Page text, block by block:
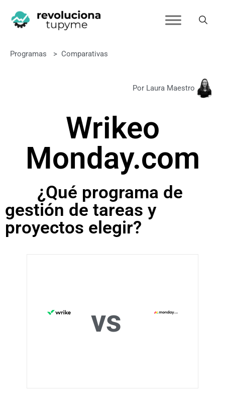
Programas > Comparativas
Por Laura Maestro
Wrikeo
Monday.com
¿Qué programa de
gestión de tareas y
proyectos elegir?
vs